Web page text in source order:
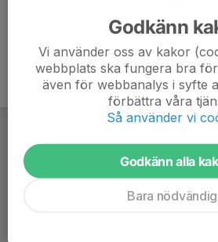
Godkänn
Vi använder oss av kakor
webbplats ska fungera bra
även för webbanalys i syfte
förbättra våra
Så använder vi
Godkänn alla
Bara